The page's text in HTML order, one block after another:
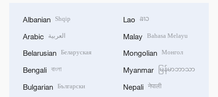
Albanian Shqip
Arabic العربية
Belarusian Беларуская
Bengali বাংলা
Bulgarian Български
Lao ລາວ
Malay Bahasa Melayu
Mongolian Монгол
Myanmar မြန်မာဘာသာ
Nepali नेपाली